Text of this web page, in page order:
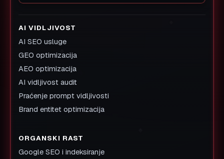
AI VIDLJIVOST
AI SEO usluge
GEO optimizacija
AEO optimizacija
AI vidljivost audit
Praćenje prompt vidljivosti
Brand entitet optimizacija
ORGANSKI RAST
Google SEO i indeksiranje